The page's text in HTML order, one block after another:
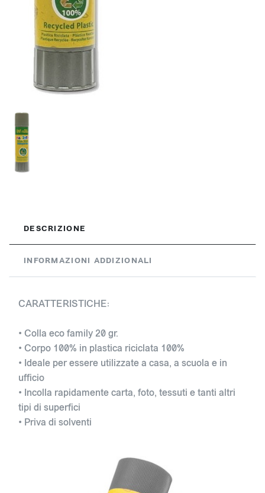
DESCRIZIONE
INFORMAZIONI ADDIZIONALI
CARATTERISTICHE:
• Colla eco family 20 gr.
• Corpo 100% in plastica riciclata 100%
• Ideale per essere utilizzate a casa, a scuola e in
ufficio
• Incolla rapidamente carta, foto, tessuti e tanti altri
tipi di superfici
• Priva di solventi